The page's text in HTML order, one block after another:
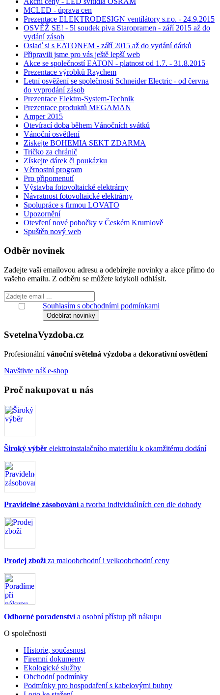
MCLED - úprava cen
Prezentace ELEKTRODESIGN ventilátory s.r.o. - 24.9.2015
OSVĚŽ SE! - 5l soudek piva Staropramen - září 2015 až do
vydání zásob
Oslaď si s EATONEM - září 2015 až do vydání dárků
Připravili jsme pro vás ještě lepší web
Akce se společností EATON - platnost od 1.7. - 31.8.2015
Prezentace výrobků Raychem
Letní osvěžení se společností Schneider Electric - od června
do vyprodání zásob
Prezentace Elektro-System-Technik
Prezentace produktů MEGAMAN
Amper 2015
Otevírací doba během Vánočních svátků
Vánoční osvětlení
Získejte BOHEMIA SEKT ZDARMA
Tričko za chránič
Získejte dárek či poukázku
Věrnostní program
Pro připomenutí
Výstavba fotovoltaické elektrárny
Návratnost fotovoltaické elektrárny
Spolupráce s firmou LOVATO
Upozornění
Otevření nové pobočky v Českém Krumlově
Spuštěn nový web
Odběr novinek
Zadejte vaši emailovou adresu a odebírejte novinky a akce přímo do
vašeho emailu. Z odběru se můžete kdykoli odhlásit.
Souhlasím s obchodními podmínkami
SvetelnaVyzdoba.cz
Profesionálnívánoční světelná výzdoba a dekorativní osvětlení
Navštivte náš e-shop
Proč nakupovat u nás
Široký výběr elektroinstalačního materiálu k okamžitému dodání
Pravidelné zásobovánía tvorba individuálních cen dle dohody
Prodej zbožíza maloobchodní i velkoobchodní ceny
Odborné poradenstvía osobní přístup při nákupu
O společnosti
Historie, současnost
Firemní dokumenty
Ekologické služby
Obchodní podmínky
Podmínky pro hospodaření s kabelovými bubny